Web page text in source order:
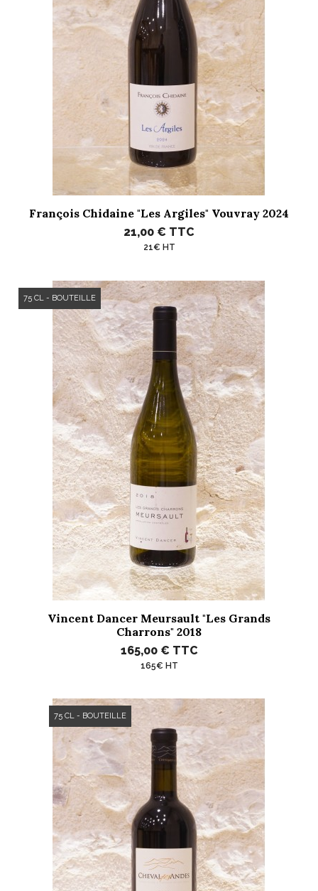
François Chidaine "Les Argiles" Vouvray 2024
21,00 € TTC
21€ HT
Vincent Dancer Meursault "Les Grands
Charrons" 2018
165,00 € TTC
165€ HT
75 CL - BOUTEILLE
75 CL - BOUTEILLE